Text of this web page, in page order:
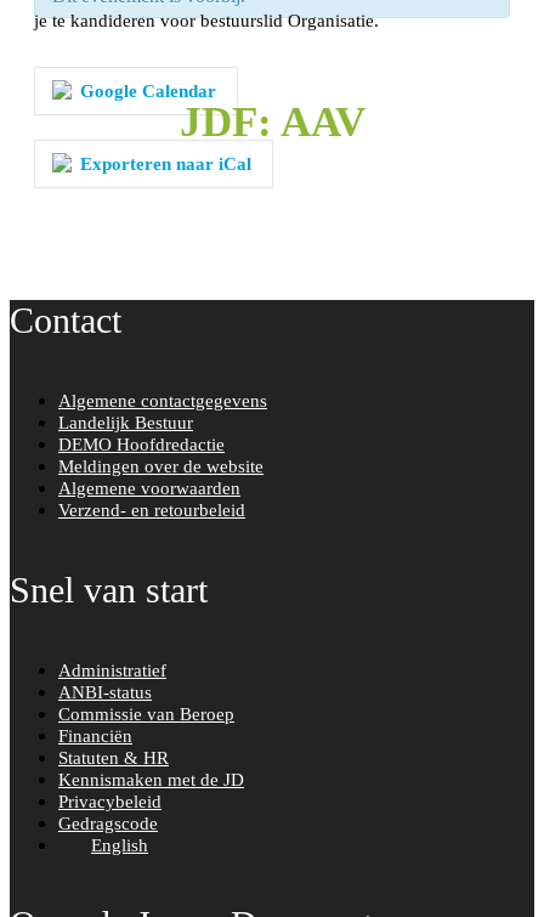
JDF: AAV
je te kandideren voor bestuurslid Organisatie.
Google Calendar
Exporteren naar iCal
Contact
Algemene contactgegevens
Landelijk Bestuur
DEMO Hoofdredactie
Meldingen over de website
Algemene voorwaarden
Verzend- en retourbeleid
Snel van start
Administratief
ANBI-status
Commissie van Beroep
Financiën
Statuten & HR
Kennismaken met de JD
Privacybeleid
Gedragscode
English